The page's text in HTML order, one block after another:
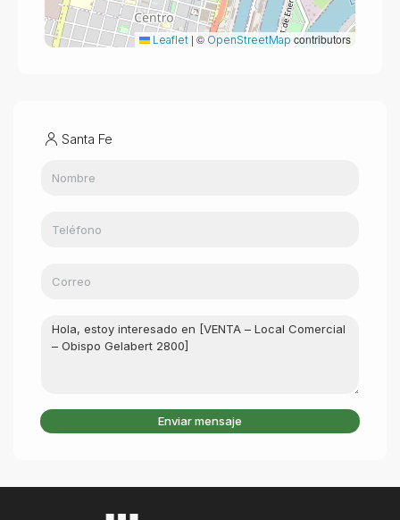
Leaflet | © OpenStreetMap contributors
Santa Fe
Enviar mensaje